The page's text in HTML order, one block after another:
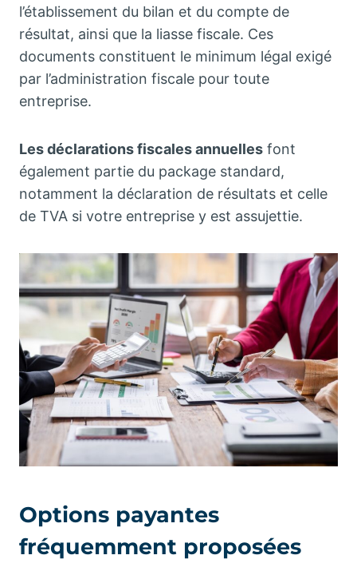
l’établissement du bilan et du compte de
résultat, ainsi que la liasse fiscale. Ces
documents constituent le minimum légal exigé
par l’administration fiscale pour toute
entreprise.
Les déclarations fiscales annuelles font
également partie du package standard,
notamment la déclaration de résultats et celle
de TVA si votre entreprise y est assujettie.
Options payantes
fréquemment proposées